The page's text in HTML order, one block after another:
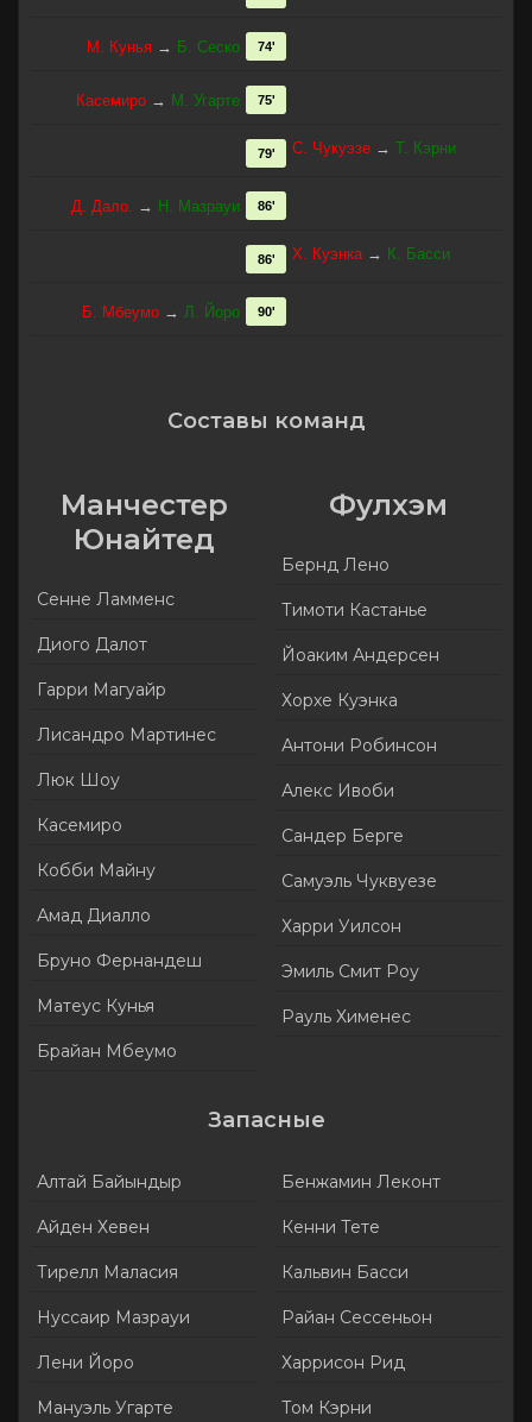
М. Кунья → Б. Сеско 74'
Касемиро → М. Угарте 75'
С. Чукуэзe → Т. Кэрни
79'
Д. Дало. → Н. Мазрауи 86'
Х. Куэнка→ К. Басси
86'
Б. Мбеумо → Л. Йоро 90'
Составы команд
Манчестер
Юнайтед
Сенне Ламменс
Диого Далот
Гарри Магуайр
Лисандро Мартинес
Люк Шоу
Касемиро
Кобби Майну
Амад Диалло
Бруно Фернандеш
Матеус Кунья
Брайан Мбеумо
Фулхэм
Бернд Лено
Тимоти Кастанье
Йоаким Андерсен
Хорхе Куэнка
Антони Робинсон
Алекс Ивоби
Сандер Берге
Самуэль Чуквуезе
Харри Уилсон
Эмиль Смит Роу
Рауль Хименес
Запасные
Алтай Байындыр
Айден Хевен
Тирелл Маласия
Нуссаир Мазрауи
Лени Йоро
Мануэль Угарте
Бенжамин Леконт
Кенни Тете
Кальвин Басси
Райан Сессеньон
Харрисон Рид
Том Кэрни